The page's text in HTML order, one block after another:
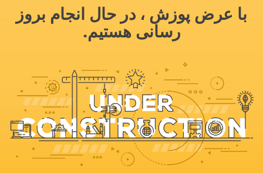
با عرض پوزش ، در حال انجام بروز
رسانی هستیم.